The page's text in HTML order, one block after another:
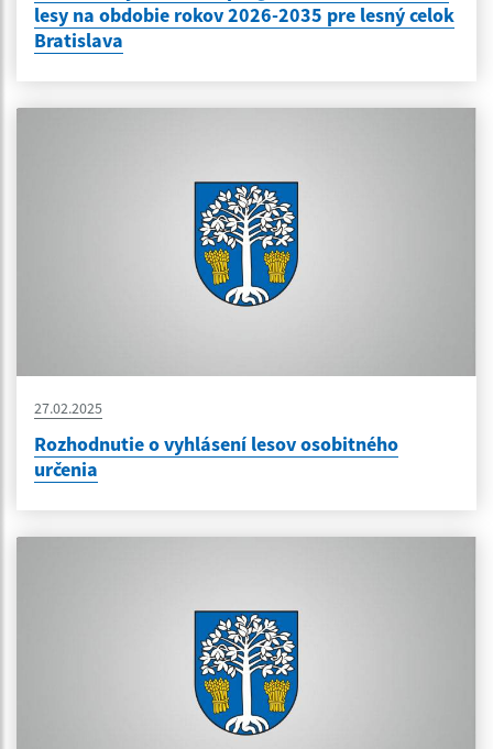
lesy na obdobie rokov 2026-2035 pre lesný celok
Bratislava
27.02.2025
Rozhodnutie o vyhlásení lesov osobitného
určenia